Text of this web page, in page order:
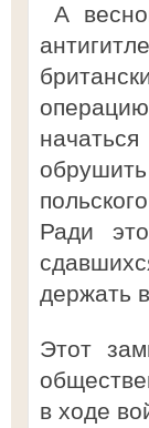
А
Ради
держать
Этот
в ходе